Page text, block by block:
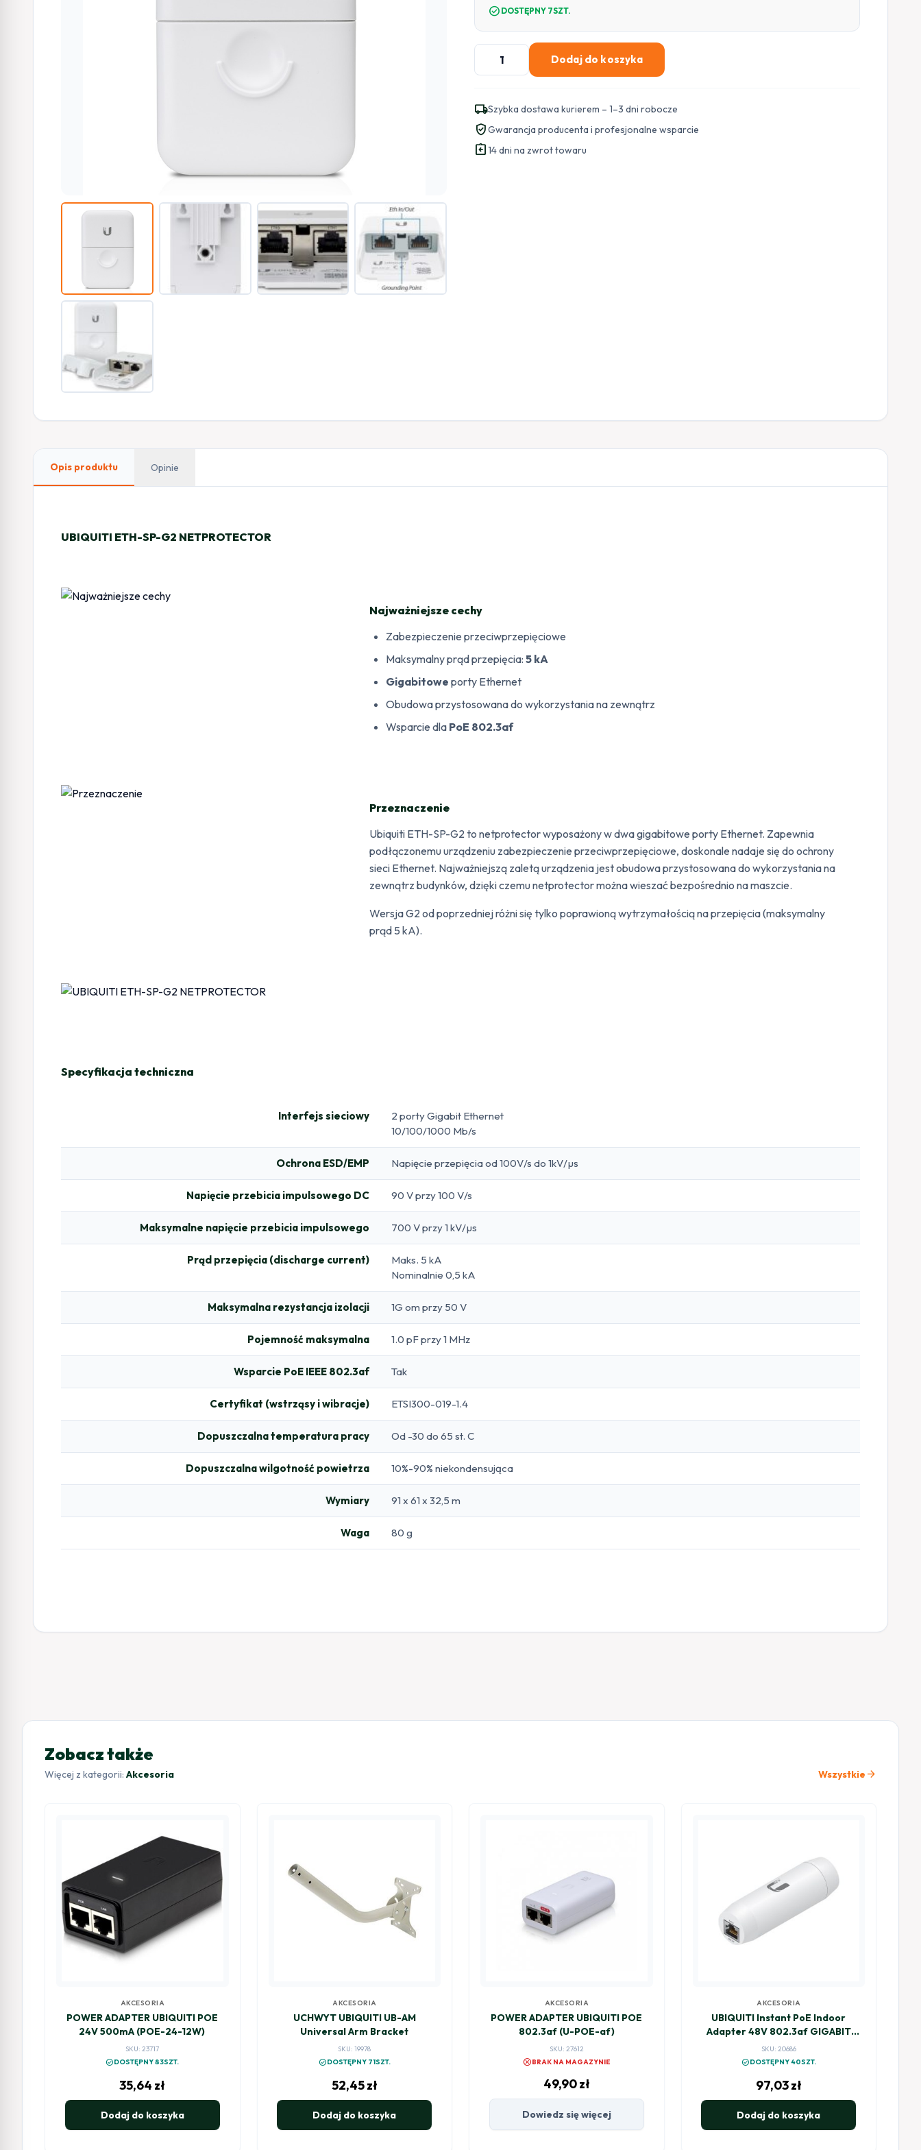
check_circle DOSTĘPNY 7SZT.
ilość
UBIQUITI
SP-
G2
NETPROTECTOR
Dodaj do koszyka
local_shippingSzybka dostawa kurierem – 1–3 dni robocze
verified_userGwarancja producenta i profesjonalne wsparcie
assignment_return14 dni na zwrot towaru
Opis produktu Opinie
UBIQUITI ETH-SP-G2 NETPROTECTOR
Najważniejsze cechy
Zabezpieczenie przeciwprzepięciowe
Maksymalny prąd przepięcia:5 kA
Gigabitoweporty Ethernet
Obudowa przystosowana do wykorzystania na zewnątrz
Wsparcie dla PoE 802.3af
Przeznaczenie
Ubiquiti ETH-SP-G2 to netprotector wyposażony w dwa gigabitowe porty Ethernet. Zapewnia
podłączonemu urządzeniu zabezpieczenie przeciwprzepięciowe, doskonale nadaje się do ochrony
sieci Ethernet. Najważniejszą zaletą urządzenia jest obudowa przystosowana do wykorzystania na
zewnątrz budynków, dzięki czemu netprotector można wieszać bezpośrednio na maszcie.
Wersja G2 od poprzedniej różni się tylko poprawioną wytrzymałością na przepięcia (maksymalny
prąd 5 kA).
Specyfikacja techniczna
Interfejs sieciowy
2 porty Gigabit Ethernet
10/100/1000 Mb/s
Ochrona ESD/EMP Napięcie przepięcia od 100V/s do 1kV/µs
Napięcie przebicia impulsowego DC 90 V przy 100 V/s
Maksymalne napięcie przebicia impulsowego 700 V przy 1 kV/µs
Prąd przepięcia (discharge current)
Maks. 5 kA
Nominalnie 0,5 kA
Maksymalna rezystancja izolacji 1G om przy 50 V
Pojemność maksymalna 1.0 pF przy 1 MHz
Wsparcie PoE IEEE 802.3af Tak
Certyfikat (wstrząsy i wibracje) ETSI300-019-1.4
Dopuszczalna temperatura pracy Od -30 do 65 st. C
Dopuszczalna wilgotność powietrza 10%-90% niekondensująca
Wymiary 91 x 61 x 32,5 m
Waga 80 g
Zobacz także
Więcej z kategorii: Akcesoria Wszystkie arrow_forward
AKCESORIA
POWER ADAPTER UBIQUITI POE
24V 500mA (POE-24-12W)
SKU: 23717
check_circleDOSTĘPNY 83SZT.
35,64 zł
Dodaj do koszyka
AKCESORIA
UCHWYT UBIQUITI UB-AM
Universal Arm Bracket
SKU: 19978
check_circleDOSTĘPNY 71SZT.
52,45zł
Dodaj do koszyka
AKCESORIA
POWER ADAPTER UBIQUITI POE
802.3af (U-POE-af)
SKU: 27612
cancelBRAK NA MAGAZYNIE
49,90zł
Dowiedz się więcej
AKCESORIA
UBIQUITI Instant PoE Indoor
Adapter 48V 802.3af GIGABIT
(INS-3AF-I-G)
SKU: 20686
check_circleDOSTĘPNY 40SZT.
97,03zł
Dodaj do koszyka